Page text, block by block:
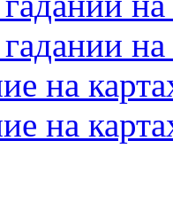
на
на
на